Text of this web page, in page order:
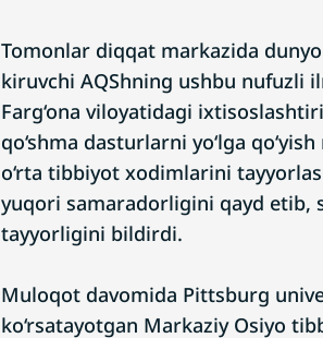
Tomonlar diqqat markazida
kiruvchi AQShning ushbu nufuzli
Farg‘ona viloyatidagi
qo‘shma dasturlarni yo‘lga
o‘rta tibbiyot xodimlarini
yuqori samaradorligini qayd etib,
tayyorligini bildirdi.
Muloqot davomida Pittsburg
ko‘rsatayotgan Markaziy Osiyo